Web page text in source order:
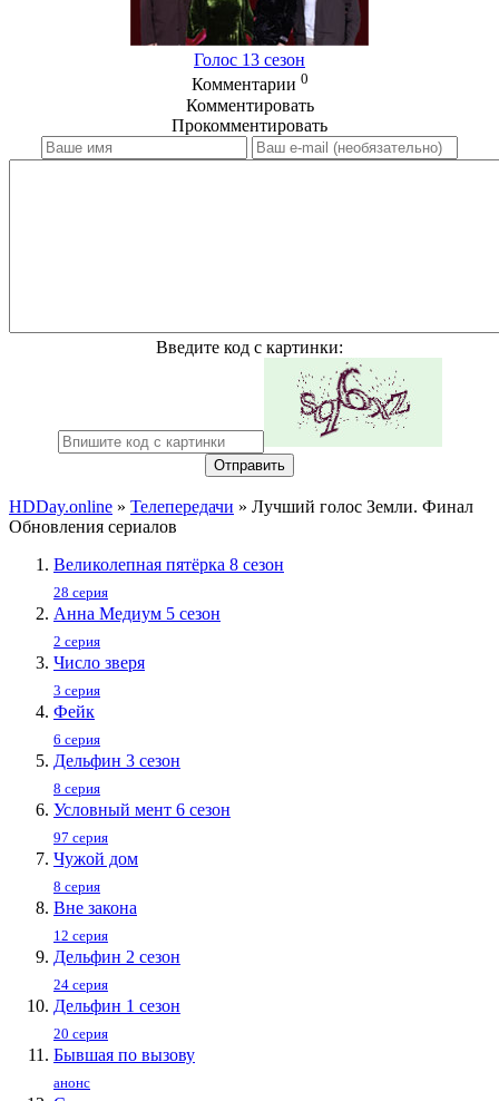
Голос 13 сезон
Комментарии 0
Комментировать
Прокомментировать
Введите код с картинки:
Отправить
HDDay.online » Телепередачи » Лучший голос Земли. Финал
Обновления сериалов
Великолепная пятёрка 8 сезон
28 серия
Анна Медиум 5 сезон
2 серия
Число зверя
3 серия
Фейк
6 серия
Дельфин 3 сезон
8 серия
Условный мент 6 сезон
97 серия
Чужой дом
8 серия
Вне закона
12 серия
Дельфин 2 сезон
24 серия
Дельфин 1 сезон
20 серия
Бывшая по вызову
анонс